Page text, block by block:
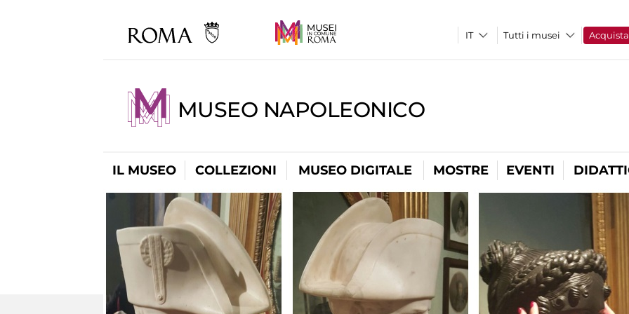
Tutti i musei Acquista
MUSEO NAPOLEONICO
IL MUSEO COLLEZIONI MUSEO DIGITALE MOSTRE EVENTI